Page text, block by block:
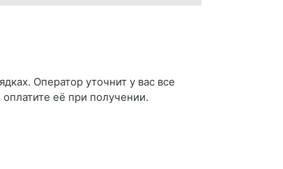
Оператор уточнит у вас все
её при получении.